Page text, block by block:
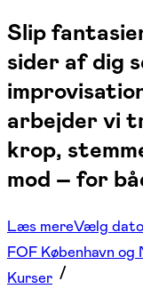
Slip
sider af dig
arbejder vi
krop,
mod – for
Læs mereVælg
FOF København
Kurser